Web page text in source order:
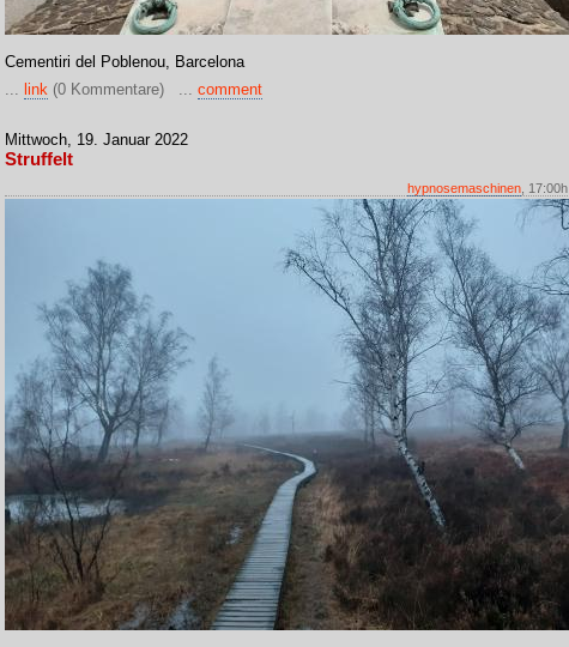
Cementiri del Poblenou, Barcelona
... link (0 Kommentare) ... comment
Mittwoch, 19. Januar 2022
Struffelt
hypnosemaschinen , 17:00h